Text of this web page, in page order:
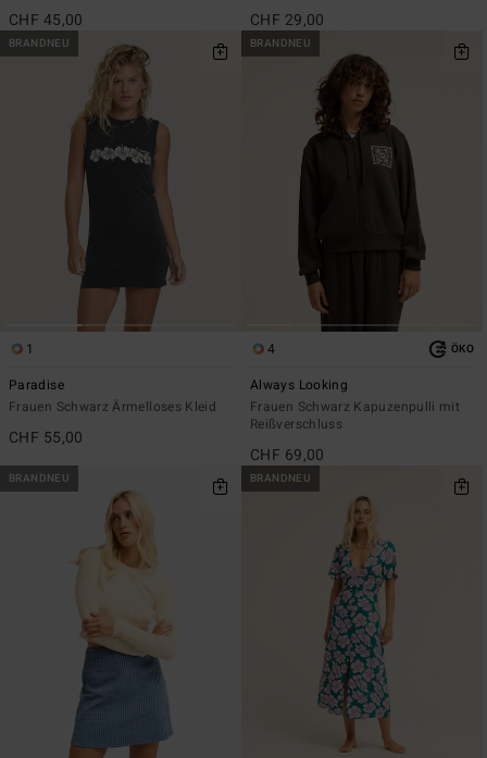
CHF 45,00 CHF 29,00
BRANDNEU
1
Paradise
Frauen Schwarz Ärmelloses Kleid
CHF 55,00
BRANDNEU
4 ÖKO
Always Looking
Frauen Schwarz Kapuzenpulli mit
Reißverschluss
CHF 69,00
BRANDNEU BRANDNEU